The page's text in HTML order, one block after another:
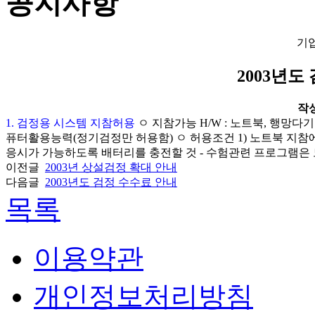
기
2003년도
작
1. 검정용 시스템 지참허용 ㅇ 지참가능 H/W : 노트북, 행망다
퓨터활용능력(정기검정만 허용함) ㅇ 허용조건 1) 노트북 지
응시가 가능하도록 배터리를 충전할 것 - 수험관련 프로그램은
이전글 2003년 상설검정 확대 안내
다음글 2003년도 검정 수수료 안내
목록
이용약관
개인정보처리방침